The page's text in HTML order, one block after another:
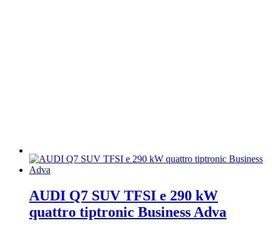
AUDI Q7 SUV TFSI e 290 kW
quattro tiptronic Business Adva